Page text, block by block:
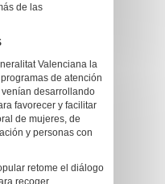
de las
Valenciana la
de atención
desarrollando
favorecer y facilitar
de mujeres, de
y personas con
retome el diálogo
recoger